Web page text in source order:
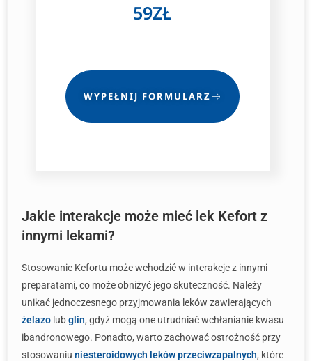
59ZŁ
WYPEŁNIJ FORMULARZ
Jakie interakcje może mieć lek Kefort z
innymi lekami?
Stosowanie Kefortu może wchodzić w interakcje z innymi
preparatami, co może obniżyć jego skuteczność. Należy
unikać jednoczesnego przyjmowania leków zawierających
żelazo lubglin, gdyż mogą one utrudniać wchłanianie kwasu
ibandronowego. Ponadto, warto zachować ostrożność przy
stosowaniu niesteroidowych leków przeciwzapalnych, które